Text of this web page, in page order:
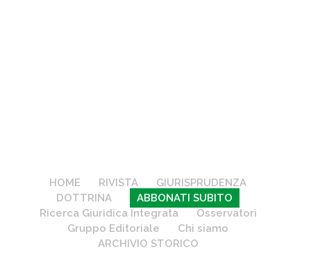
HOME RIVISTA
GIURISPRUDENZA
DOTTRINA
ABBONATI SUBITO
Ricerca Giuridica Integrata
Osservatori
Gruppo Editoriale
Chi siamo
ARCHIVIO STORICO